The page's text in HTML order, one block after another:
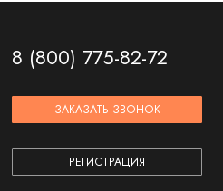
8 (800) 775-82-72
ЗАКАЗАТЬ ЗВОНОК
РЕГИСТРАЦИЯ